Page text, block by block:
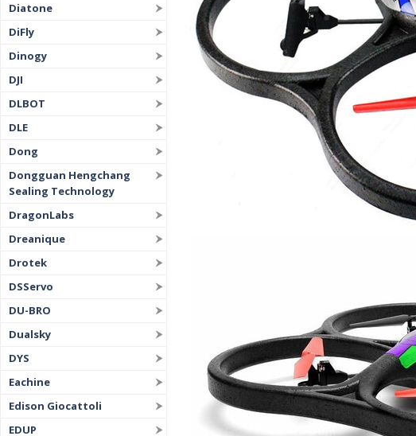
Diatone
DiFly
Dinogy
DJI
DLBOT
DLE
Dong
Dongguan Hengchang
Sealing Technology
DragonLabs
Dreanique
Drotek
DSServo
DU-BRO
Dualsky
DYS
Eachine
Edison Giocattoli
EDUP